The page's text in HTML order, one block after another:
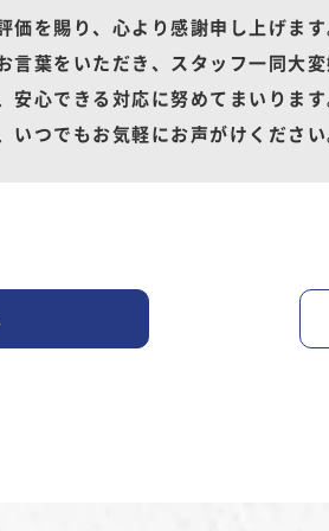
価を賜り、心より感謝申し上げま
言葉をいただき、スタッフ一同大
安心できる対応に努めてまいります
いつでもお気軽にお声がけください